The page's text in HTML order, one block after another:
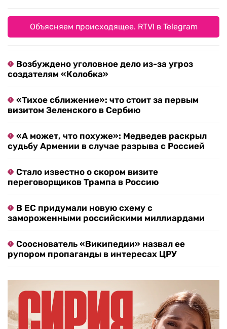
Объясняем происходящее. RTVI в Telegram
Возбуждено уголовное дело из-за угроз
создателям «Колобка»
«Тихое сближение»: что стоит за первым
визитом Зеленского в Сербию
«А может, что похуже»: Медведев раскрыл
судьбу Армении в случае разрыва с Россией
Стало известно о скором визите
переговорщиков Трампа в Россию
В ЕС придумали новую схему с
замороженными российскими миллиардами
Сооснователь «Википедии» назвал ее
рупором пропаганды в интересах ЦРУ